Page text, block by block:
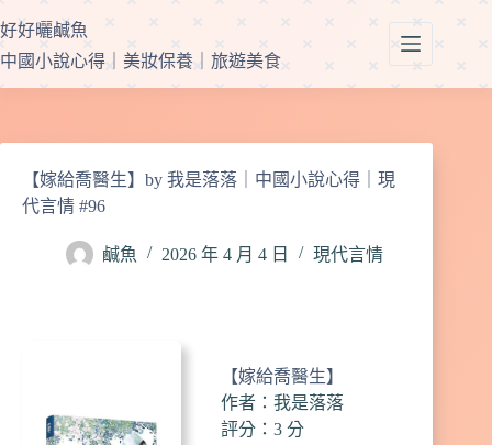
至
主
要
容
好好曬鹹魚
中國小說心得｜美妝保養｜旅遊美食
【嫁給喬醫生】by 我是落落｜中國小說心得｜現
代言情 #96
鹹魚 2026 年 4 月 4 日 現代言情
【嫁給喬醫生】
作者：我是落落
評分：3 分